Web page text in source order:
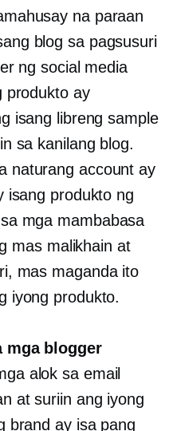
na paraan
blog sa pagsusuri
ng social media
produkto ay
isang libreng sample
sa kanilang blog.
naturang account ay
isang produkto ng
mga mambabasa
mas malikhain at
mas maganda ito
iyong produkto.
mga blogger
alok sa email
at suriin ang iyong
brand ay isa pang